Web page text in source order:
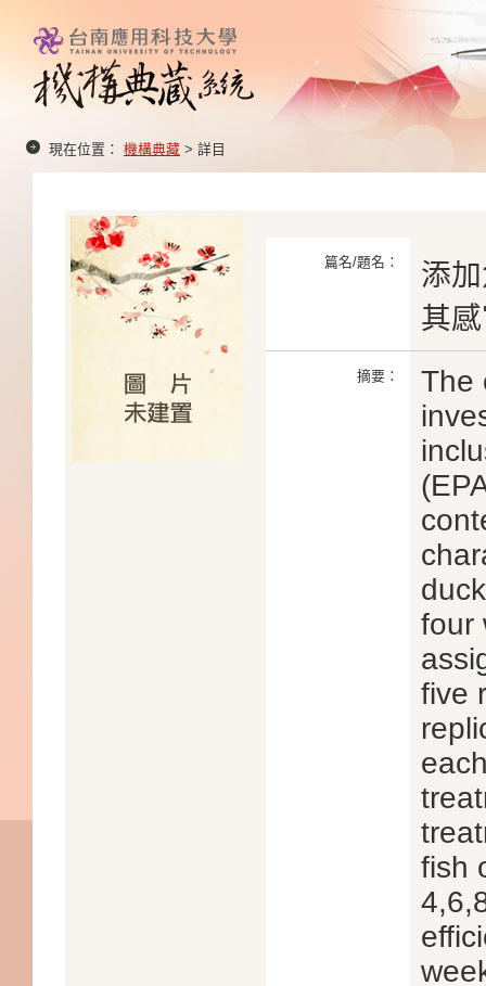
現在位置： 機構典藏 > 詳目
篇名/題名：
添
其
摘要：
The
four
five
fish